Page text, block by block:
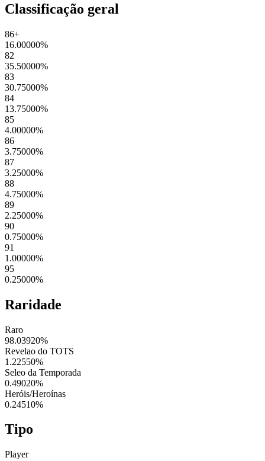
Classificação geral
86+
16.00000%
82
35.50000%
83
30.75000%
84
13.75000%
85
4.00000%
86
3.75000%
87
3.25000%
88
4.75000%
89
2.25000%
90
0.75000%
91
1.00000%
95
0.25000%
Raridade
Raro
98.03920%
Revelao do TOTS
1.22550%
Seleo da Temporada
0.49020%
Heróis/Heroínas
0.24510%
Tipo
Player